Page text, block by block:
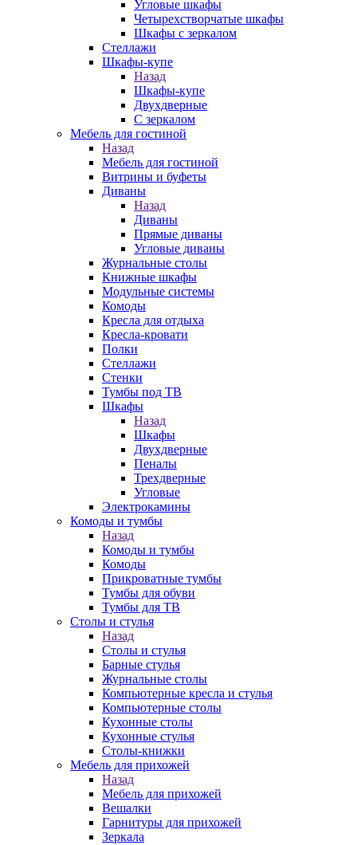
Угловые шкафы
Четырехстворчатые шкафы
Шкафы с зеркалом
Стеллажи
Шкафы-купе
Назад
Шкафы-купе
Двухдверные
С зеркалом
Мебель для гостиной
Назад
Мебель для гостиной
Витрины и буфеты
Диваны
Назад
Диваны
Прямые диваны
Угловые диваны
Журнальные столы
Книжные шкафы
Модульные системы
Комоды
Кресла для отдыха
Кресла-кровати
Полки
Стеллажи
Стенки
Тумбы под ТВ
Шкафы
Назад
Шкафы
Двухдверные
Пеналы
Трехдверные
Угловые
Электрокамины
Комоды и тумбы
Назад
Комоды и тумбы
Комоды
Прикроватные тумбы
Тумбы для обуви
Тумбы для ТВ
Столы и стулья
Назад
Столы и стулья
Барные стулья
Журнальные столы
Компьютерные кресла и стулья
Компьютерные столы
Кухонные столы
Кухонные стулья
Столы-книжки
Мебель для прихожей
Назад
Мебель для прихожей
Вешалки
Гарнитуры для прихожей
Зеркала